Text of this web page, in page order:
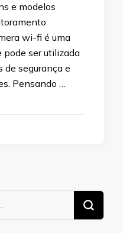
e modelos
wi-fi é uma
ser utilizada
de segurança e
Pensando …